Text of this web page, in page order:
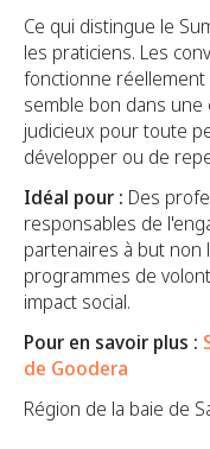
Ce qui distingue le
les praticiens. Les
fonctionne
semble bon dans une
judicieux pour toute
développer ou de
Idéal pour : Des
responsables de
partenaires à but non
programmes de
impact social.
Pour en savoir plus :
de Goodera
Région de la baie de